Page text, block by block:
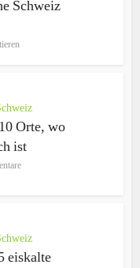
Schweiz
Orte, wo
ist
eiskalte